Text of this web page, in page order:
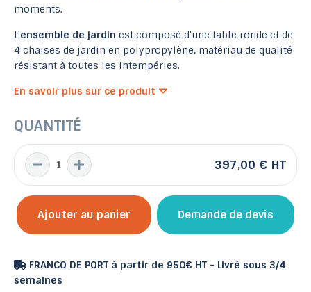
moments.
L'ensemble de jardin est composé d'une table ronde et de
4 chaises de jardin en polypropylène, matériau de qualité
résistant à toutes les intempéries.
En savoir plus sur ce produit
QUANTITÉ
397,00 € HT
Ajouter au panier Demande de devis
FRANCO DE PORT à partir de 950€ HT - Livré sous 3/4
semaines